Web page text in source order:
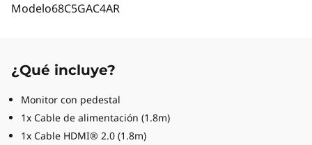
Modelo68C5GAC4AR
¿Qué incluye?
Monitor con pedestal
1x Cable de alimentación (1.8m)
1x Cable HDMI® 2.0 (1.8m)